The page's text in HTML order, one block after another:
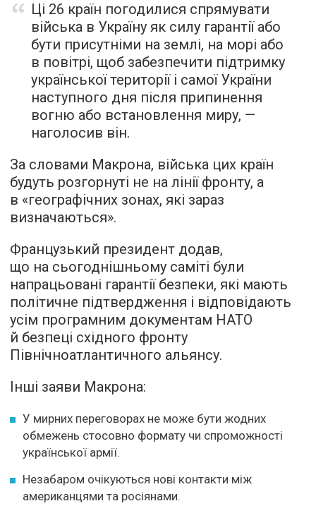
Ці 26 країн погодилися спрямувати
війська в Україну як силу гарантії або
бути присутніми на землі, на морі або
в повітрі, щоб забезпечити підтримку
української території і самої України
наступного дня після припинення
вогню або встановлення миру, —
наголосив він.
За словами Макрона, війська цих країн
будуть розгорнуті не на лінії фронту, а
в «географічних зонах, які зараз
визначаються».
Французький президент додав,
що на сьогоднішньому саміті були
напрацьовані гарантії безпеки, які мають
політичне підтвердження і відповідають
усім програмним документам НАТО
й безпеці східного фронту
Північноатлантичного альянсу.
Інші заяви Макрона:
У мирних переговорах не може бути жодних
обмежень стосовно формату чи спроможності
української армії.
Незабаром очікуються нові контакти між
американцями та росіянами.